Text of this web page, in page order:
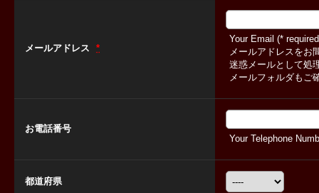
メールアドレス *
Your Email (*
メールアドレスをお
迷惑メールとして処
メールフォルダもご
お電話番号
Your Telephone
都道府県